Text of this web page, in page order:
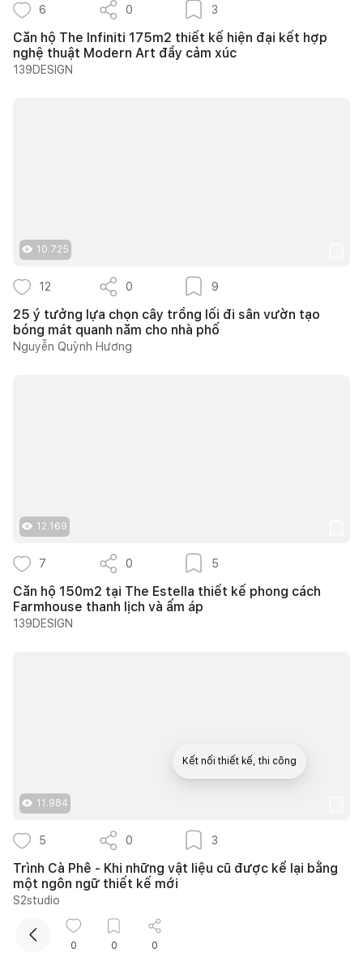
6 0 3
Căn hộ The Infiniti 175m2 thiết kế hiện đại kết hợp
nghệ thuật Modern Art đầy cảm xúc
139DESIGN
10.725
12 0 9
25 ý tưởng lựa chọn cây trồng lối đi sân vườn tạo
bóng mát quanh năm cho nhà phố
Nguyễn Quỳnh Hương
12.169
7 0 5
Căn hộ 150m2 tại The Estella thiết kế phong cách
Farmhouse thanh lịch và ấm áp
139DESIGN
11.984
5 0 3
Trình Cà Phê - Khi những vật liệu cũ được kể lại bằng
một ngôn ngữ thiết kế mới
S2studio
0 0 0
Kết nối thiết kế, thi công